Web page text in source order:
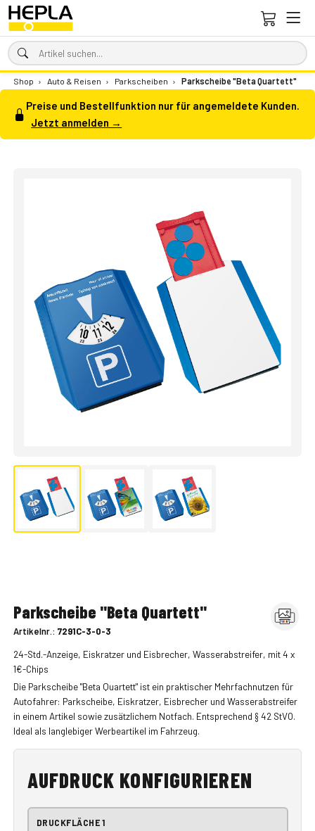
Shop › Auto & Reisen › Parkscheiben › Parkscheibe "Beta Quartett"
Preise und Bestellfunktion nur für angemeldete Kunden.
Jetzt anmelden →
Parkscheibe "Beta Quartett"
Artikelnr.: 7291C-3-0-3
24-Std.-Anzeige, Eiskratzer und Eisbrecher, Wasserabstreifer, mit 4 x
1€-Chips
Die Parkscheibe "Beta Quartett" ist ein praktischer Mehrfachnutzen für
Autofahrer: Parkscheibe, Eiskratzer, Eisbrecher und Wasserabstreifer
in einem Artikel sowie zusätzlichem Notfach. Entsprechend § 42 StVO.
Ideal als langlebiger Werbeartikel im Fahrzeug.
AUFDRUCK KONFIGURIEREN
DRUCKFLÄCHE 1